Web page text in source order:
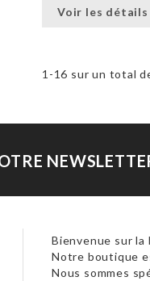
Voir les détails
1-16 sur un total
Bienvenue sur
Notre boutique
Nous sommes